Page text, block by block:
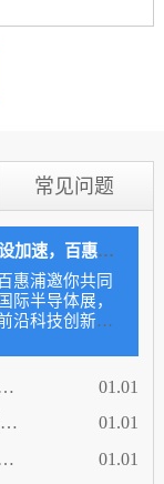
常见问题
加速，百惠浦
国际半导体展
惠浦邀你共同
际半导体展，
沿科技创新的
态，共寻发展
01.01
01.01
01.01